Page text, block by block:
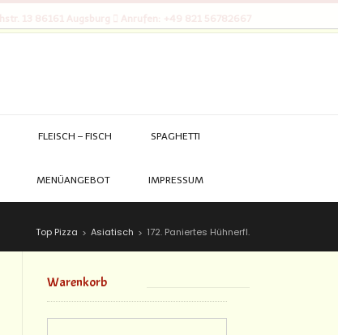
FLEISCH – FISCH SPAGHETTI
MENÜANGEBOT IMPRESSUM
Top Pizza > Asiatisch > 172. Paniertes Hühnerfl.
Warenkorb